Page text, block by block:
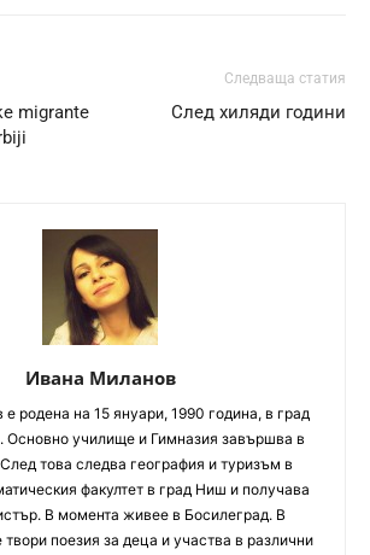
migrante
Следваща статия
След хиляди години
Ивана Миланов
родена на 15 януари, 1990 година, в град
Основно училище и Гимназия завършва в
това следва география и туризъм в
факултет в град Ниш и получава
В момента живее в Босилеград. В
поезия за деца и участва в различни